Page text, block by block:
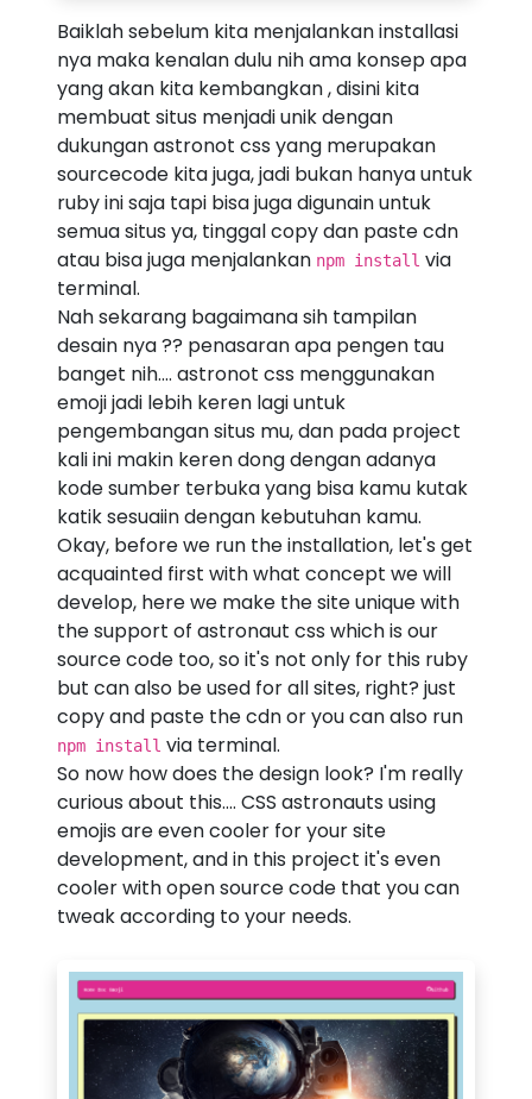
Baiklah sebelum kita menjalankan installasi
nya maka kenalan dulu nih ama konsep apa
yang akan kita kembangkan , disini kita
membuat situs menjadi unik dengan
dukungan astronot css yang merupakan
sourcecode kita juga, jadi bukan hanya untuk
ruby ini saja tapi bisa juga digunain untuk
semua situs ya, tinggal copy dan paste cdn
atau bisa juga menjalankan npm install via
terminal.
Nah sekarang bagaimana sih tampilan
desain nya ?? penasaran apa pengen tau
banget nih.... astronot css menggunakan
emoji jadi lebih keren lagi untuk
pengembangan situs mu, dan pada project
kali ini makin keren dong dengan adanya
kode sumber terbuka yang bisa kamu kutak
katik sesuaiin dengan kebutuhan kamu.
Okay, before we run the installation, let's get
acquainted first with what concept we will
develop, here we make the site unique with
the support of astronaut css which is our
source code too, so it's not only for this ruby
but can also be used for all sites, right? just
copy and paste the cdn or you can also run
npm install via terminal.
So now how does the design look? I'm really
curious about this.... CSS astronauts using
emojis are even cooler for your site
development, and in this project it's even
cooler with open source code that you can
tweak according to your needs.